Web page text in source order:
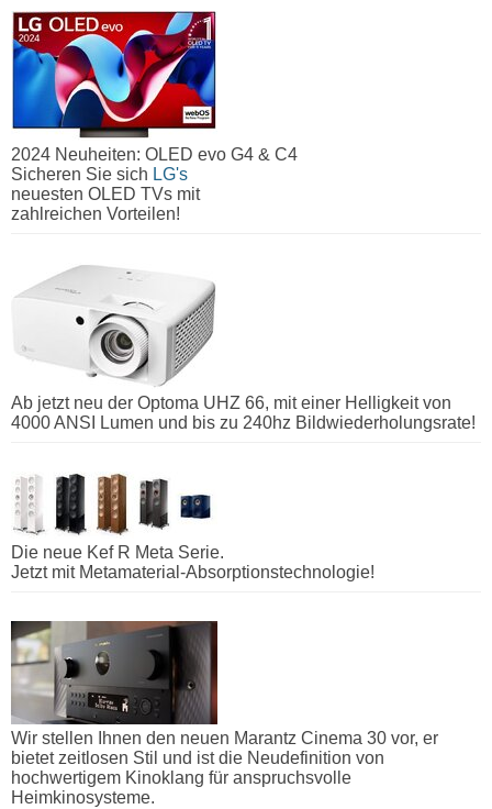
2024 Neuheiten: OLED evo G4 & C4
Sicheren Sie sich LG's
neuesten OLED TVs mit
zahlreichen Vorteilen!
Ab jetzt neu der Optoma UHZ 66, mit einer Helligkeit von
4000 ANSI Lumen und bis zu 240hz Bildwiederholungsrate!
Die neue Kef R Meta Serie.
Jetzt mit Metamaterial-Absorptionstechnologie!
Wir stellen Ihnen den neuen Marantz Cinema 30 vor, er
bietet zeitlosen Stil und ist die Neudefinition von
hochwertigem Kinoklang für anspruchsvolle
Heimkinosysteme.